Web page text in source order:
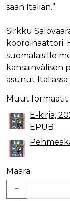
saan Italian.”
Sirkku
koordinaattori.
suomalaisille
kansainvälisen
asunut
Muut formaatit
E-kirja,
EPUB
Määrä